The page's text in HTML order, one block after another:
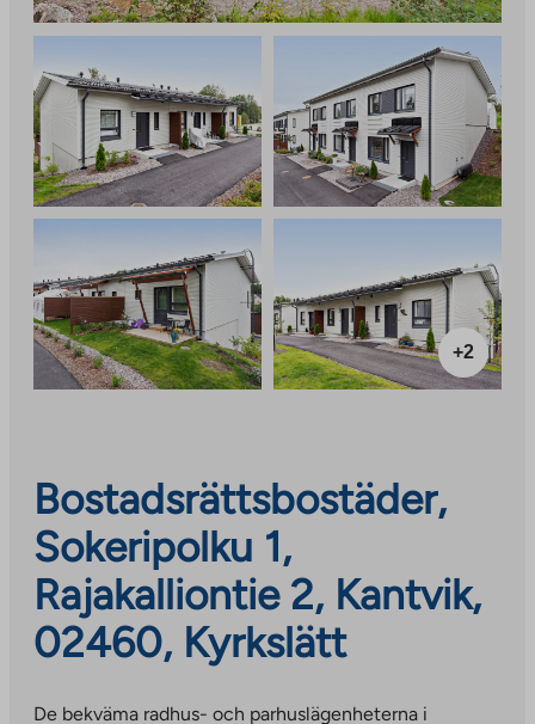
+2
Bostadsrättsbostäder,
Sokeripolku 1,
Rajakalliontie 2, Kantvik,
02460, Kyrkslätt
De bekväma radhus- och parhuslägenheterna i